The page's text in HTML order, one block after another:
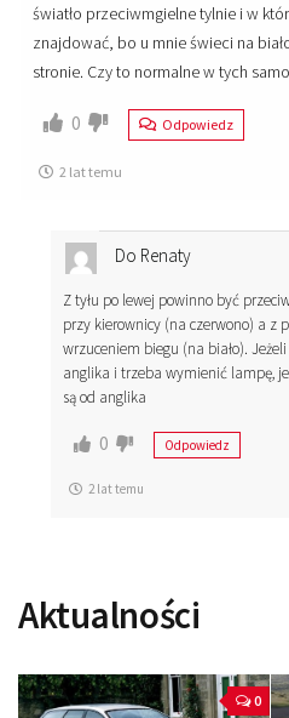
światło przeciwmgielne tylnie i w
znajdować, bo u mnie świeci na
stronie. Czy to normalne w tych
0 Odpowiedz
2 lat temu
Do Renaty
Z tyłu po lewej powinno być
przy kierownicy (na czerwono) a z
wrzuceniem biegu (na biało).
anglika i trzeba wymienić lampę,
są od anglika
0 Odpowiedz
2 lat temu
Aktualności
0